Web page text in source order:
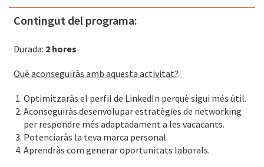
Contingut del programa:
Durada: 2 hores
Què aconseguiràs amb aquesta activitat?
Optimitzaràs el perfil de LinkedIn perquè sigui més útil.
Aconseguiràs desenvolupar estratègies de networking
per respondre més adaptadament a les vacacants.
Potenciaràs la teva marca personal.
Aprendràs com generar oportunitats laborals.